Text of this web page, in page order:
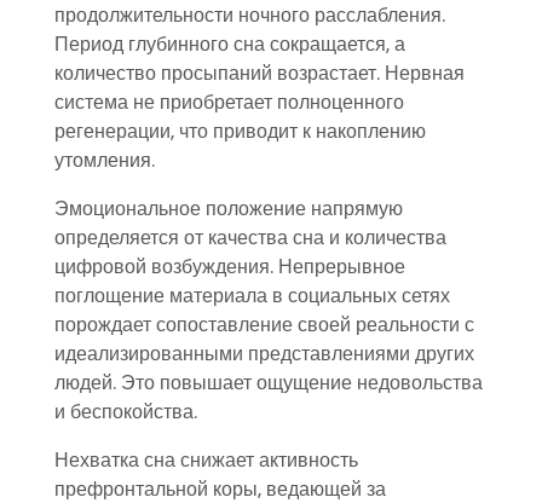
продолжительности ночного расслабления.
Период глубинного сна сокращается, а
количество просыпаний возрастает. Нервная
система не приобретает полноценного
регенерации, что приводит к накоплению
утомления.
Эмоциональное положение напрямую
определяется от качества сна и количества
цифровой возбуждения. Непрерывное
поглощение материала в социальных сетях
порождает сопоставление своей реальности с
идеализированными представлениями других
людей. Это повышает ощущение недовольства
и беспокойства.
Нехватка сна снижает активность
префронтальной коры, ведающей за